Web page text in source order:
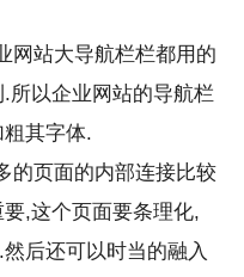
网站大导航栏栏都用的
所以企业网站的导航栏
其字体.
的页面的内部连接比较
,这个页面要条理化,
后还可以时当的融入